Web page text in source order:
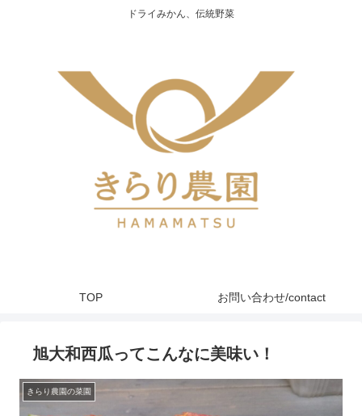
ドライみかん、伝統野菜
TOP お問い合わせ/contact
旭大和西瓜ってこんなに美味い！
きらり農園の菜園